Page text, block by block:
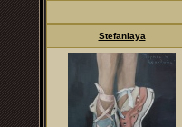
Stefaniaya